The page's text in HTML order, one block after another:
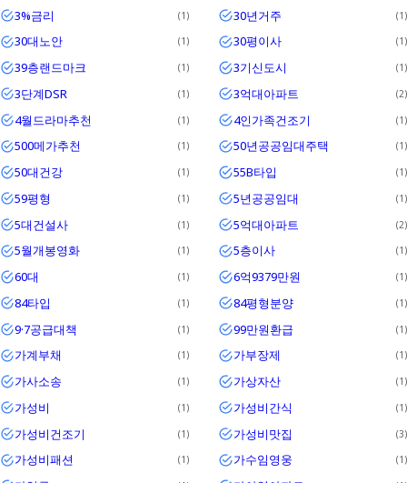
3%금리 1 30년거주 1
30대노안 1 30평이사 1
39층랜드마크 1 3기신도시 1
3단계DSR 1 3억대아파트 2
4월드라마추천 1 4인가족건조기 1
500메가추천 1 50년공공임대주택 1
50대건강 1 55B타입 1
59평형 1 5년공공임대 1
5대건설사 1 5억대아파트 2
5월개봉영화 1 5층이사 1
60대 1 6억9379만원 1
84타입 1 84평형분양 1
9·7공급대책 1 99만원환급 1
가계부채 1 가부장제 1
가사소송 1 가상자산 1
가성비 1 가성비간식 1
가성비건조기 1 가성비맛집 3
가성비패션 1 가수임영웅 1